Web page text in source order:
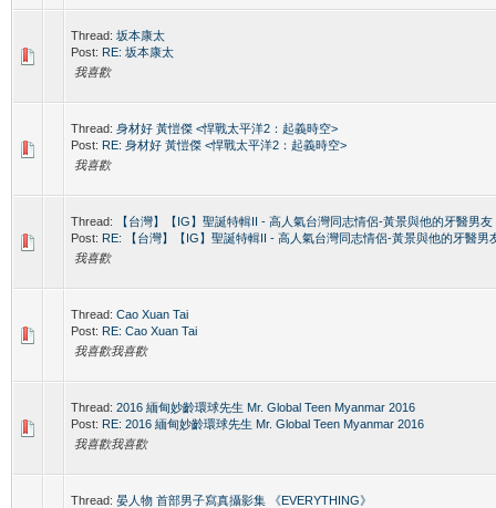
Thread: 坂本康太
Post: RE: 坂本康太
我喜歡
Thread: 身材好 黃愷傑 <悍戰太平洋2：起義時空>
Post: RE: 身材好 黃愷傑 <悍戰太平洋2：起義時空>
我喜歡
Thread:
【台灣】【IG】聖誕特輯II - 高人氣台灣同志情侶-黃景與他的牙醫男友
Post: RE: 【台灣】【IG】聖誕特輯II - 高人氣台灣同志情侶-黃景與他的牙醫男
我喜歡
Thread: Cao Xuan Tai
Post: RE: Cao Xuan Tai
我喜歡我喜歡
Thread: 2016 緬甸妙齡環球先生 Mr. Global Teen Myanmar 2016
Post: RE: 2016 緬甸妙齡環球先生 Mr. Global Teen Myanmar 2016
我喜歡我喜歡
Thread: 晏人物 首部男子寫真攝影集 《EVERYTHING》